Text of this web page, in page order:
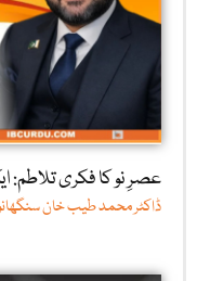
عصرِ نو کا فکری تلاطم:
ڈاکٹر محمد طیب خان